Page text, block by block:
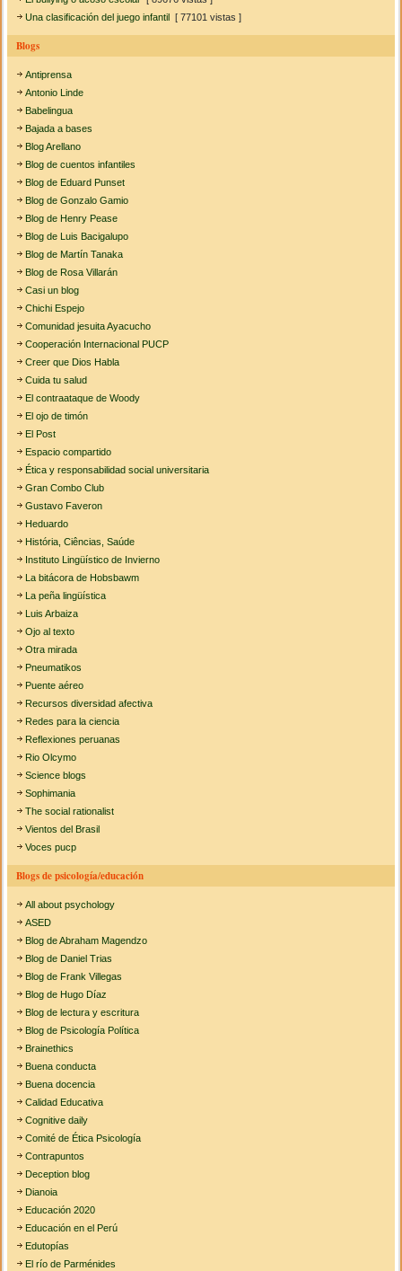
Una clasificación del juego infantil [ 77101 vistas ]
Blogs
Antiprensa
Antonio Linde
Babelingua
Bajada a bases
Blog Arellano
Blog de cuentos infantiles
Blog de Eduard Punset
Blog de Gonzalo Gamio
Blog de Henry Pease
Blog de Luis Bacigalupo
Blog de Martín Tanaka
Blog de Rosa Villarán
Casi un blog
Chichi Espejo
Comunidad jesuita Ayacucho
Cooperación Internacional PUCP
Creer que Dios Habla
Cuida tu salud
El contraataque de Woody
El ojo de timón
El Post
Espacio compartido
Ética y responsabilidad social universitaria
Gran Combo Club
Gustavo Faveron
Heduardo
História, Ciências, Saúde
Instituto Lingüístico de Invierno
La bitácora de Hobsbawm
La peña lingüística
Luis Arbaiza
Ojo al texto
Otra mirada
Pneumatikos
Puente aéreo
Recursos diversidad afectiva
Redes para la ciencia
Reflexiones peruanas
Rio Olcymo
Science blogs
Sophimania
The social rationalist
Vientos del Brasil
Voces pucp
Blogs de psicología/educación
All about psychology
ASED
Blog de Abraham Magendzo
Blog de Daniel Trias
Blog de Frank Villegas
Blog de Hugo Díaz
Blog de lectura y escritura
Blog de Psicología Política
Brainethics
Buena conducta
Buena docencia
Calidad Educativa
Cognitive daily
Comité de Ética Psicología
Contrapuntos
Deception blog
Dianoia
Educación 2020
Educación en el Perú
Edutopías
El río de Parménides